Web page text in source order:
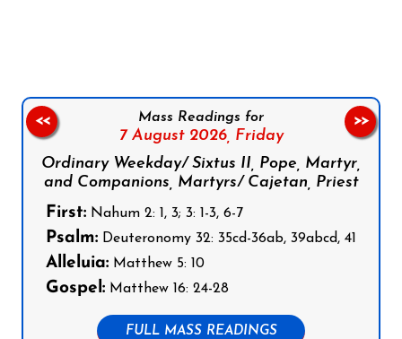
Mass Readings for
7 August 2026, Friday
Ordinary Weekday/ Sixtus II, Pope, Martyr,
and Companions, Martyrs/ Cajetan, Priest
First: Nahum 2: 1, 3; 3: 1-3, 6-7
Psalm: Deuteronomy 32: 35cd-36ab, 39abcd, 41
Alleluia: Matthew 5: 10
Gospel: Matthew 16: 24-28
FULL MASS READINGS
<< >>